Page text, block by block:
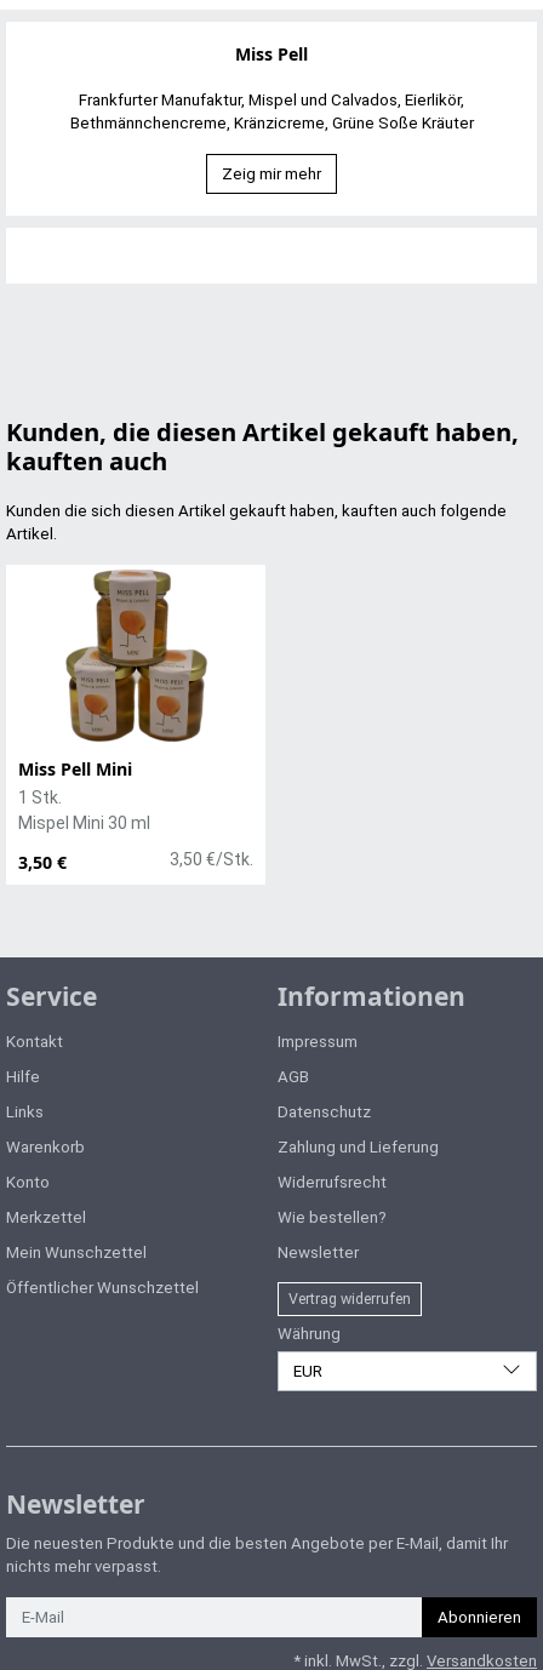
Miss Pell
Frankfurter Manufaktur, Mispel und Calvados, Eierlikör,
Bethmännchencreme, Kränzicreme, Grüne Soße Kräuter
Zeig mir mehr
Kunden, die diesen Artikel gekauft haben,
kauften auch
Kunden die sich diesen Artikel gekauft haben, kauften auch folgende
Artikel.
Miss Pell Mini
3,50 € 3,50 €/Stk.
1 Stk.
Mispel Mini 30 ml
Service
Kontakt
Hilfe
Links
Warenkorb
Konto
Merkzettel
Mein Wunschzettel
Öffentlicher Wunschzettel
Informationen
Impressum
AGB
Datenschutz
Zahlung und Lieferung
Widerrufsrecht
Wie bestellen?
Newsletter
Vertrag widerrufen
Währung
EUR
Newsletter
Die neuesten Produkte und die besten Angebote per E-Mail, damit Ihr
nichts mehr verpasst.
Newsletter
Abonnieren
* inkl. MwSt., zzgl. Versandkosten